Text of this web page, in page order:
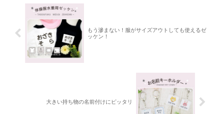
もう滲まない！服がサイズアウトしても使えるゼ
ッケン！
大きい持ち物の名前付けにピッタリ